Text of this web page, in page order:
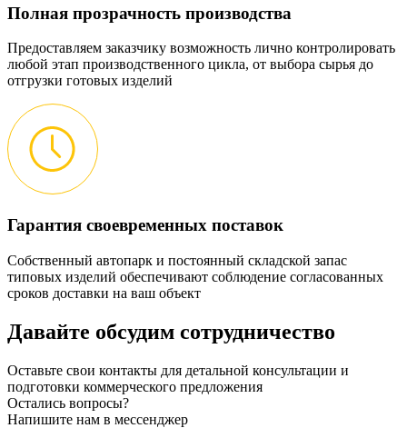
Полная прозрачность производства
Предоставляем заказчику возможность лично контролировать
любой этап производственного цикла, от выбора сырья до
отгрузки готовых изделий
Гарантия своевременных поставок
Собственный автопарк и постоянный складской запас
типовых изделий обеспечивают соблюдение согласованных
сроков доставки на ваш объект
Давайте обсудим сотрудничество
Оставьте свои контакты для детальной консультации и
подготовки коммерческого предложения
Остались вопросы?
Напишите нам в мессенджер